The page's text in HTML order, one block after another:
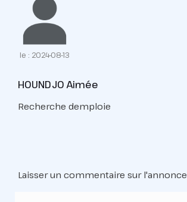
le : 2024-08-13
HOUNDJO Aimée
Recherche demploie
Laisser un commentaire sur l'annonce